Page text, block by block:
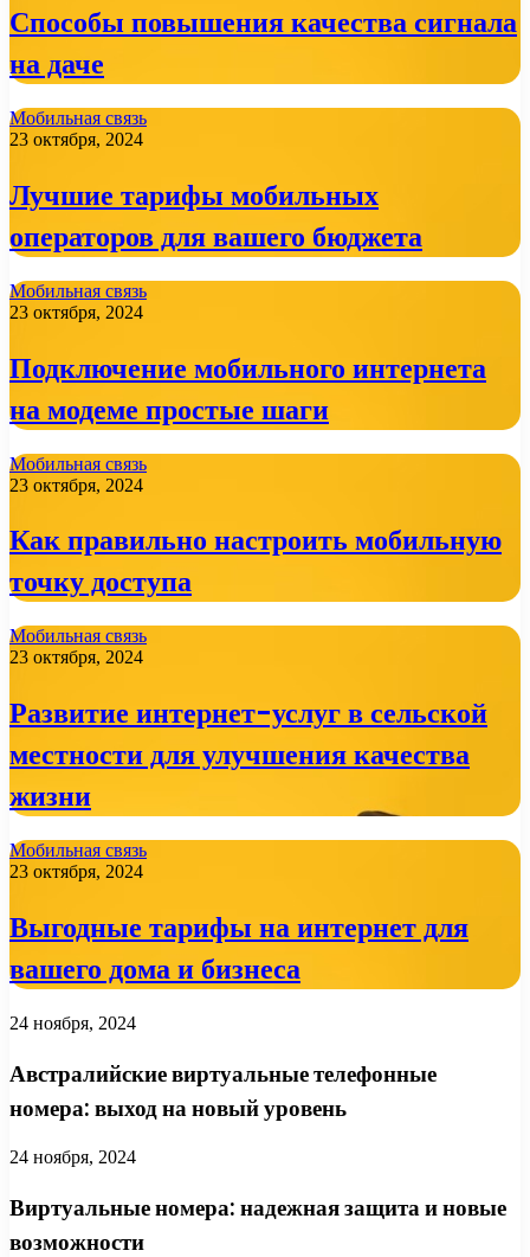
Способы повышения качества сигнала
на даче
Мобильная связь
23 октября, 2024
Лучшие тарифы мобильных
операторов для вашего бюджета
Мобильная связь
23 октября, 2024
Подключение мобильного интернета
на модеме простые шаги
Мобильная связь
23 октября, 2024
Как правильно настроить мобильную
точку доступа
Мобильная связь
23 октября, 2024
Развитие интернет-услуг в сельской
местности для улучшения качества
жизни
Мобильная связь
23 октября, 2024
Выгодные тарифы на интернет для
вашего дома и бизнеса
24 ноября, 2024
Австралийские виртуальные телефонные
номера: выход на новый уровень
24 ноября, 2024
Виртуальные номера: надежная защита и новые
возможности